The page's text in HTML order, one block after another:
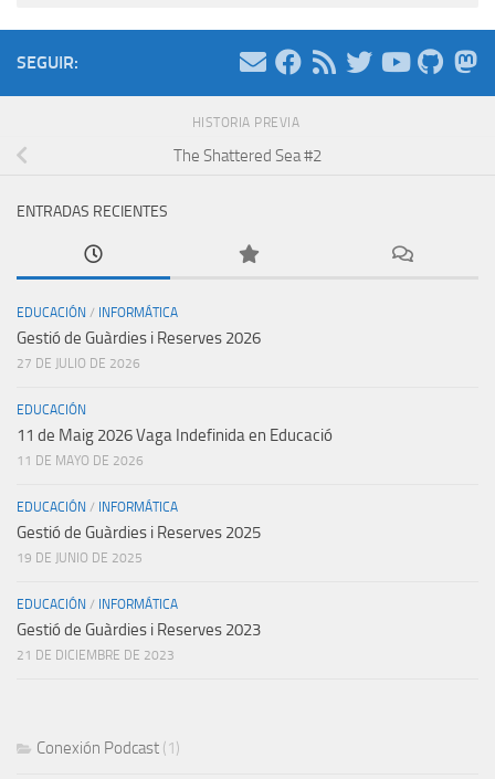
SEGUIR:
HISTORIA PREVIA
The Shattered Sea #2
ENTRADAS RECIENTES
EDUCACIÓN / INFORMÁTICA
Gestió de Guàrdies i Reserves 2026
27 DE JULIO DE 2026
EDUCACIÓN
11 de Maig 2026 Vaga Indefinida en Educació
11 DE MAYO DE 2026
EDUCACIÓN / INFORMÁTICA
Gestió de Guàrdies i Reserves 2025
19 DE JUNIO DE 2025
EDUCACIÓN / INFORMÁTICA
Gestió de Guàrdies i Reserves 2023
21 DE DICIEMBRE DE 2023
Conexión Podcast (1)